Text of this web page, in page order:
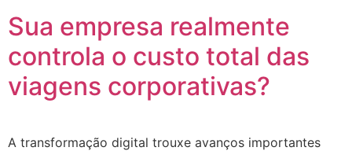
Sua empresa realmente
controla o custo total das
viagens corporativas?
A transformação digital trouxe avanços importantes